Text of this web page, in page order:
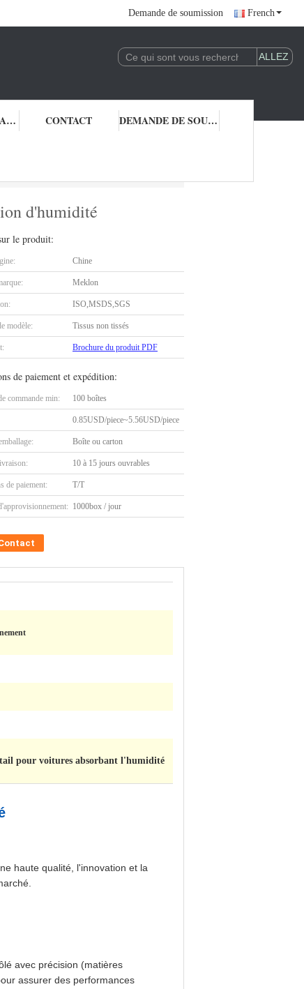
Demande de soumission French
CONTRÔLE DE LA QUALITÉ CONTACT DEMANDE DE SOUMISSION
d'humidité
le produit:
Chine
Meklon
ISO,MSDS,SGS
modèle: Tissus non tissés
Brochure du produit PDF
de paiement et expédition:
commande min: 100 boîtes
0.85USD/piece~5.56USD/piece
Boîte ou carton
10 à 15 jours ouvrables
de paiement: T/T
1000box / jour
pour voitures absorbant l'humidité
haute qualité, l'innovation et la
avec précision (matières
assurer des performances